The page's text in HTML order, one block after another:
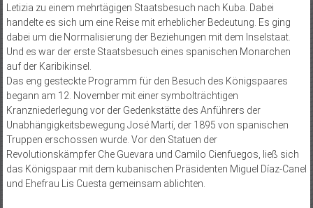
Letizia zu einem mehrtägigen Staatsbesuch nach Kuba. Dabei
handelte es sich um eine Reise mit erheblicher Bedeutung. Es ging
dabei um die Normalisierung der Beziehungen mit dem Inselstaat.
Und es war der erste Staatsbesuch eines spanischen Monarchen
auf der Karibikinsel.
Das eng gesteckte Programm für den Besuch des Königspaares
begann am 12. November mit einer symbolträchtigen
Kranzniederlegung vor der Gedenkstätte des Anführers der
Unabhängigkeitsbewegung José Martí, der 1895 von spanischen
Truppen erschossen wurde. Vor den Statuen der
Revolutionskämpfer Che Guevara und Camilo Cienfuegos, ließ sich
das Königspaar mit dem kubanischen Präsidenten Miguel Díaz-Canel
und Ehefrau Lis Cuesta gemeinsam ablichten.